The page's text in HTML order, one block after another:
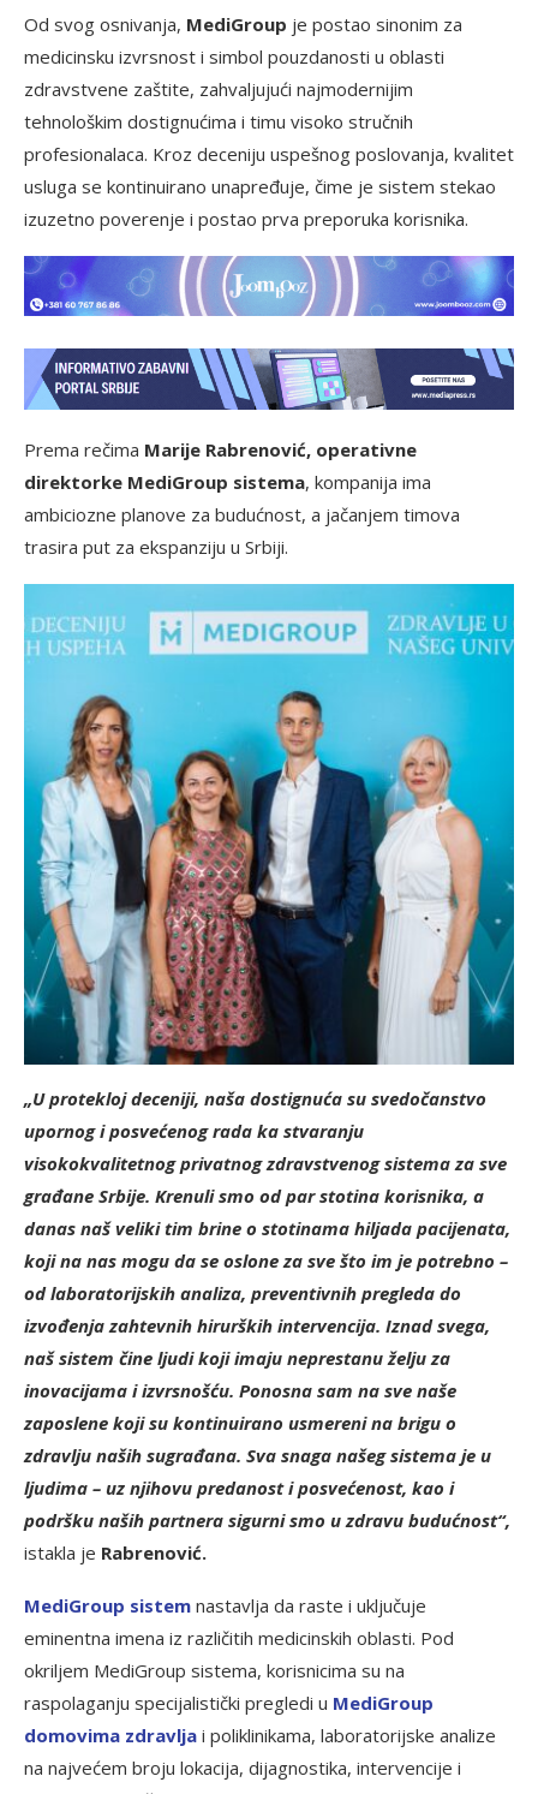
Od svog osnivanja, MediGroup je postao sinonim za
medicinsku izvrsnost i simbol pouzdanosti u oblasti
zdravstvene zaštite, zahvaljujući najmodernijim
tehnološkim dostignućima i timu visoko stručnih
profesionalaca. Kroz deceniju uspešnog poslovanja, kvalitet
usluga se kontinuirano unapređuje, čime je sistem stekao
izuzetno poverenje i postao prva preporuka korisnika.
Prema rečima Marije Rabrenović, operativne
direktorke MediGroup sistema, kompanija ima
ambiciozne planove za budućnost, a jačanjem timova
trasira put za ekspanziju u Srbiji.
„U protekloj deceniji, naša dostignuća su svedočanstvo
upornog i posvećenog rada ka stvaranju
visokokvalitetnog privatnog zdravstvenog sistema za sve
građane Srbije. Krenuli smo od par stotina korisnika, a
danas naš veliki tim brine o stotinama hiljada pacijenata,
koji na nas mogu da se oslone za sve što im je potrebno –
od laboratorijskih analiza, preventivnih pregleda do
izvođenja zahtevnih hirurških intervencija. Iznad svega,
naš sistem čine ljudi koji imaju neprestanu želju za
inovacijama i izvrsnošću. Ponosna sam na sve naše
zaposlene koji su kontinuirano usmereni na brigu o
zdravlju naših sugrađana. Sva snaga našeg sistema je u
ljudima – uz njihovu predanost i posvećenost, kao i
podršku naših partnera sigurni smo u zdravu budućnost“,
istakla je Rabrenović.
MediGroup sistem nastavlja da raste i uključuje
eminentna imena iz različitih medicinskih oblasti. Pod
okriljem MediGroup sistema, korisnicima su na
raspolaganju specijalistički pregledi u MediGroup
domovima zdravlja i poliklinikama, laboratorijske analize
na najvećem broju lokacija, dijagnostika, intervencije i